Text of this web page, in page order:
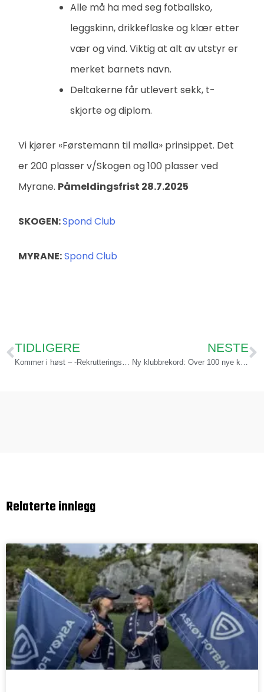
Alle må ha med seg fotballsko,
leggskinn, drikkeflaske og klær etter
vær og vind. Viktig at alt av utstyr er
merket barnets navn.
Deltakerne får utlevert sekk, t-
skjorte og diplom.
Vi kjører «Førstemann til mølla» prinsippet. Det
er 200 plasser v/Skogen og 100 plasser ved
Myrane. Påmeldingsfrist 28.7.2025
SKOGEN:Spond Club
MYRANE:Spond Club
TIDLIGERE NESTE
Relaterte innlegg